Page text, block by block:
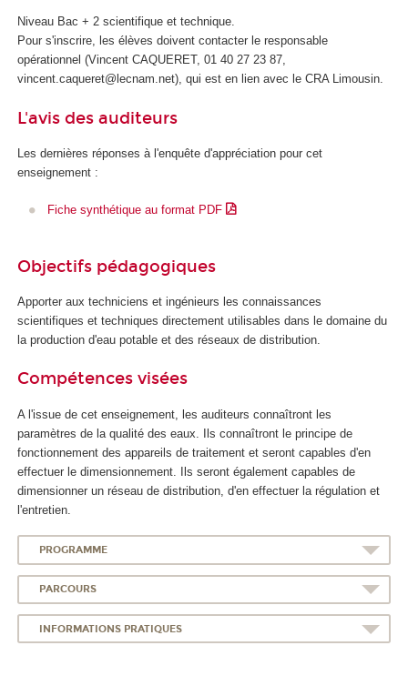
S
a
n
t
Niveau Bac + 2 scientifique et technique.
Pour s'inscrire, les élèves doivent contacter le responsable
opérationnel (Vincent CAQUERET, 01 40 27 23 87,
vincent.caqueret@lecnam.net), qui est en lien avec le CRA Limousin.
L'avis des auditeurs
Les dernières réponses à l'enquête d'appréciation pour cet
enseignement :
Fiche synthétique au format PDF
Objectifs pédagogiques
Apporter aux techniciens et ingénieurs les connaissances
scientifiques et techniques directement utilisables dans le domaine du
la production d'eau potable et des réseaux de distribution.
Compétences visées
A l'issue de cet enseignement, les auditeurs connaîtront les
paramètres de la qualité des eaux. Ils connaîtront le principe de
fonctionnement des appareils de traitement et seront capables d'en
effectuer le dimensionnement. Ils seront également capables de
dimensionner un réseau de distribution, d'en effectuer la régulation et
l'entretien.
PROGRAMME
PARCOURS
INFORMATIONS PRATIQUES